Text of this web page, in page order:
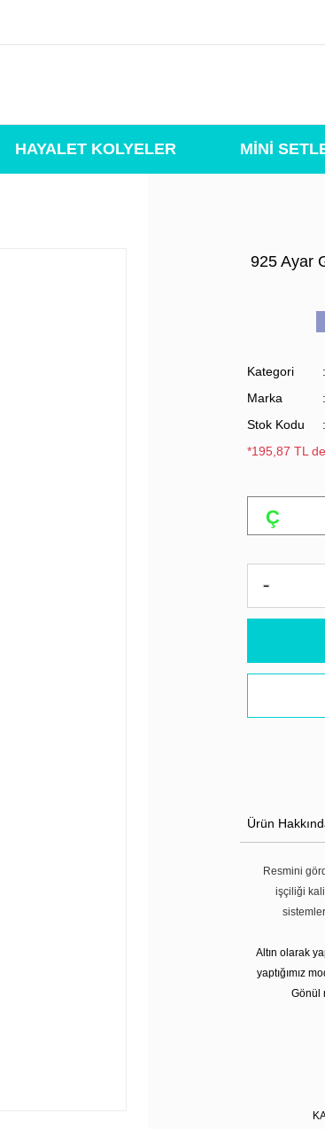
HAYALET KOLYELER MİNİ
925 Ayar
Kategori
Marka
Stok Kodu
*195,87 TL
Ürün
Resmini
işçiliği
Altın olarak
yaptığımız
Gönül